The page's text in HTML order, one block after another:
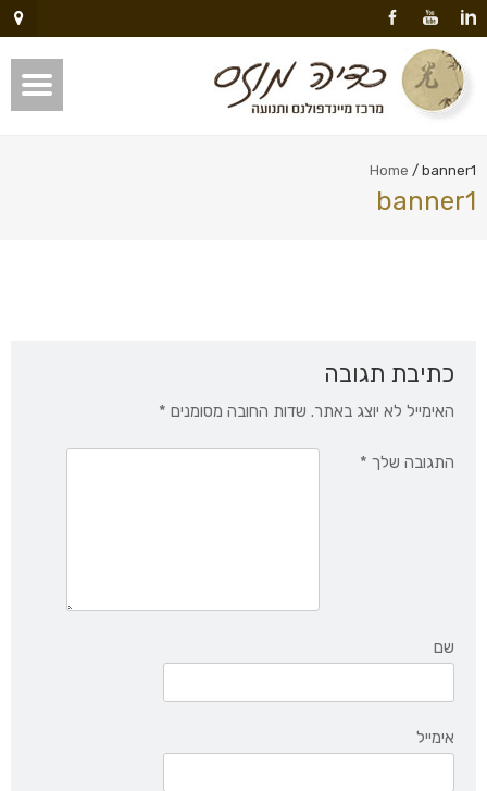
Home / banner1
banner1
כתיבת תגובה
האימייל לא יוצג באתר. שדות החובה מסומנים *
התגובה שלך *
שם
אימייל